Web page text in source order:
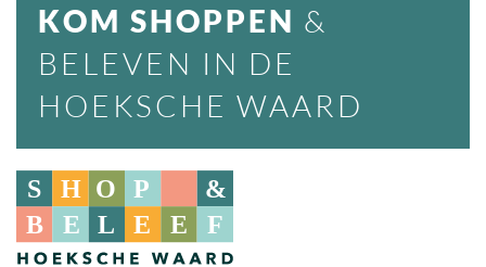
KOM SHOPPEN &
BELEVEN IN DE
HOEKSCHE WAARD